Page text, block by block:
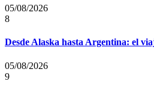
05/08/2026
8
Desde Alaska hasta Argentina: el
05/08/2026
9